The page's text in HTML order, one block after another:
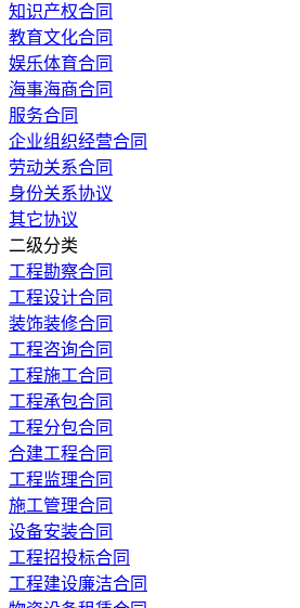
知识产权合同
教育文化合同
娱乐体育合同
海事海商合同
服务合同
企业组织经营合同
劳动关系合同
身份关系协议
其它协议
二级分类
工程勘察合同
工程设计合同
装饰装修合同
工程咨询合同
工程施工合同
工程承包合同
工程分包合同
合建工程合同
工程监理合同
施工管理合同
设备安装合同
工程招投标合同
工程建设廉洁合同